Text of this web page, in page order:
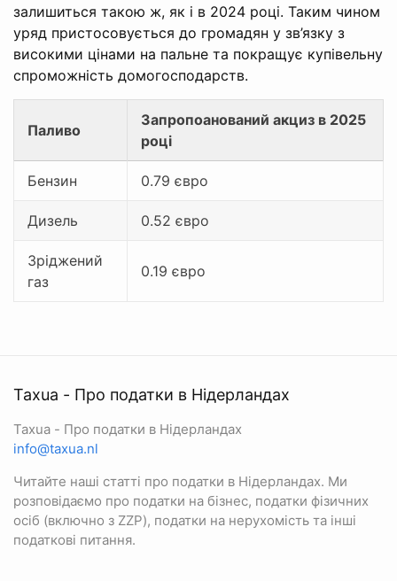
залишиться такою ж, як і в 2024 році. Таким чином
уряд пристосовується до громадян у зв’язку з
високими цінами на пальне та покращує купівельну
спроможність домогосподарств.
Паливо
Запропоанований акциз в 2025
році
Бензин 0.79 євро
Дизель 0.52 євро
Зріджений
газ
0.19 євро
Taxua - Про податки в Нідерландах
Taxua - Про податки в Нідерландах
info@taxua.nl
Читайте наші статті про податки в Нідерландах. Ми
розповідаємо про податки на бізнес, податки фізичних
осіб (включно з ZZP), податки на нерухомість та інші
податкові питання.